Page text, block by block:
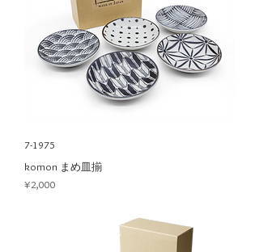
7-1975
komon まめ皿揃
Price
¥2,000